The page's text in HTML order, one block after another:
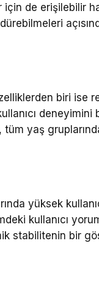
için de erişilebilir
biri ise
yaş
yüksek
kullanıcı
stabilitenin bir